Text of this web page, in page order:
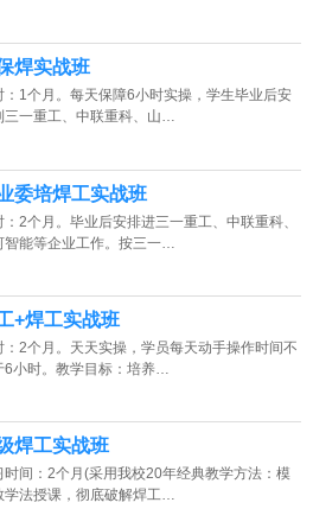
焊实战班
：1个月。每天保障6小时实操，学生毕业后安
三一重工、中联重科、山…
委培焊工实战班
：2个月。毕业后安排进三一重工、中联重科、
智能等企业工作。按三一…
+焊工实战班
：2个月。天天实操，学员每天动手操作时间不
6小时。教学目标：培养…
焊工实战班
时间：2个月(采用我校20年经典教学方法：模
学法授课，彻底破解焊工…